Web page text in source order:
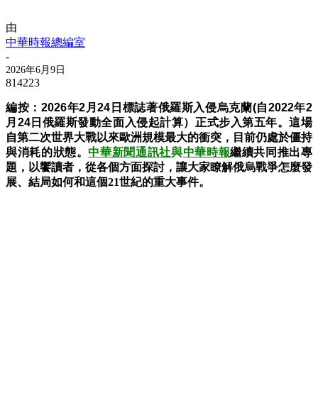
由
中華時報總編室
-
2026年6月9日
814223
編按： 2026年2月24日標誌著俄羅斯入侵烏克蘭(自2022年2
月24日 俄羅斯發動全面入侵起計算）正式步入第五年。這場
自第二次世界大戰以來歐洲規模最大的衝突，目前仍處於僵持
與消耗的狀態。中華新聞通訊社與中華時報繼續共同推出專
題，以饗讀者，從各個方面探討，讓大家瞭解俄烏戰爭怎麼發
展、結局如何和這個21世紀的重大事件。